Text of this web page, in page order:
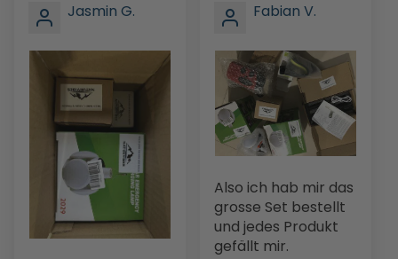
Jasmin G. Fabian V.
Also ich hab mir das
grosse Set bestellt
und jedes Produkt
gefällt mir.